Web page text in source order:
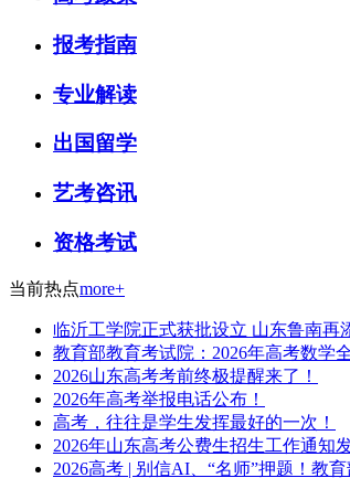
报考指南
专业解读
出国留学
艺考咨讯
资格考试
当前热点more+
临沂工学院正式获批设立 山东鲁南再
教育部教育考试院：2026年高考数学
2026山东高考考前终极提醒来了！
2026年高考举报电话公布！
高考，往往是学生发挥最好的一次！
2026年山东高考公费生招生工作通知
2026高考 | 别信AI、“名师”押题！教